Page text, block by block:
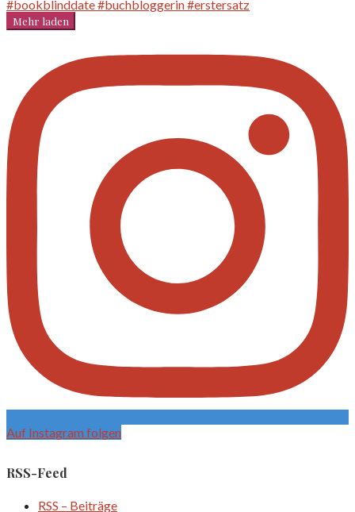
Mehr laden
Auf Instagram folgen
RSS-Feed
RSS – Beiträge